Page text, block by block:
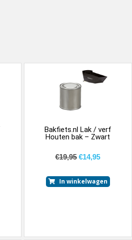
Bakfiets.nl Lak / verf
Houten bak – Zwart
€19,95 €14,95
In winkelwagen